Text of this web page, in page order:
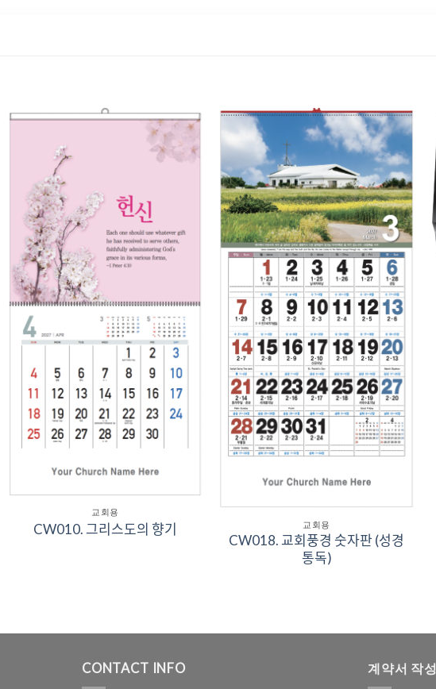
Add to
Wishlist
교회용
CW010. 그리스도의 향기
Add to
Wishlist
교회용
CW018. 교회풍경 숫자판 (성경
통독)
CONTACT INFO 계약서 작성